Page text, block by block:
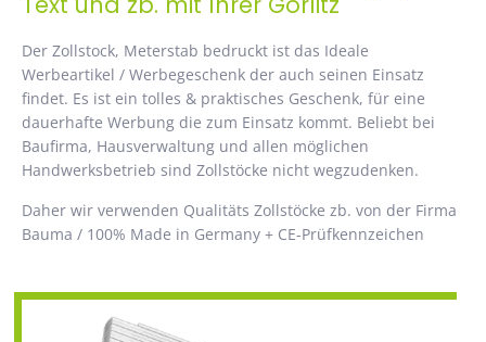
Der Zollstock, Meterstab bedruckt ist das Ideale
Werbeartikel / Werbegeschenk der auch seinen Einsatz
findet. Es ist ein tolles & praktisches Geschenk, für eine
dauerhafte Werbung die zum Einsatz kommt. Beliebt bei
Baufirma, Hausverwaltung und allen möglichen
Handwerksbetrieb sind Zollstöcke nicht wegzudenken.
Daher wir verwenden Qualitäts Zollstöcke zb. von der Firma
Bauma / 100% Made in Germany + CE-Prüfkennzeichen